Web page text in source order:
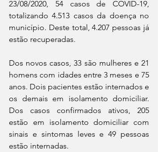
23/08/2020, 54 casos de COVID-19,
totalizando 4.513 casos da doença no
município. Deste total, 4.207 pessoas já
estão recuperadas.
Dos novos casos, 33 são mulheres e 21
homens com idades entre 3 meses e 75
anos. Dois pacientes estão internados e
os demais em isolamento domiciliar.
Dos casos confirmados ativos, 205
estão em isolamento domiciliar com
sinais e sintomas leves e 49 pessoas
estão internadas.